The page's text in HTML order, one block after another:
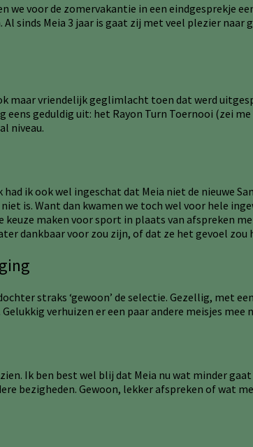
we voor de zomervakantie in een eindgesprekje
sinds Meia 3 jaar is gaat zij met veel plezier
maar vriendelijk geglimlacht toen dat werd
geduldig uit: het Rayon Turn Toernooi (zei
niveau.
ik ook wel ingeschat dat Meia niet de nieuwe
is. Want dan kwamen we toch wel voor hele
keuze maken voor sport in plaats van afspreken
dankbaar voor zou zijn, of dat ze het gevoel
straks ‘gewoon’ de selectie. Gezellig, met
verhuizen er een paar andere meisjes mee
Ik ben best wel blij dat Meia nu wat minder
bezigheden. Gewoon, lekker afspreken of wat